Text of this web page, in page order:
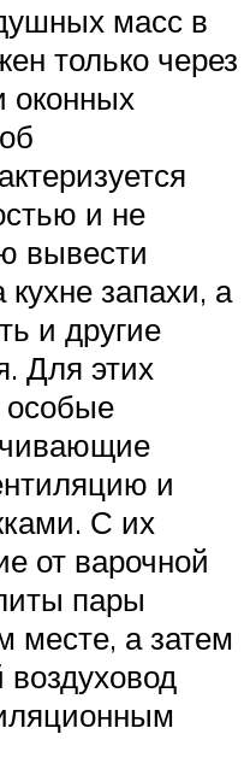
масс в
только через
оконных
и не
вывести
запахи, а
и другие
Для этих
особые
и
С их
от варочной
пары
месте, а затем